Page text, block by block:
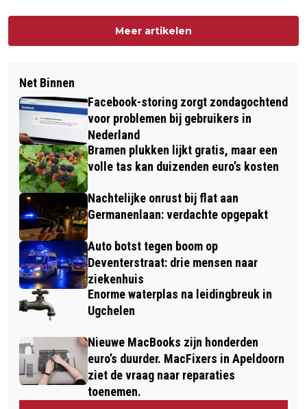
Meer artikelen
Net Binnen
Facebook-storing zorgt zondagochtend
voor problemen bij gebruikers in
Nederland
Bramen plukken lijkt gratis, maar een
volle tas kan duizenden euro’s kosten
Nachtelijke onrust bij flat aan
Germanenlaan: verdachte opgepakt
Auto botst tegen boom op
Deventerstraat: drie mensen naar
ziekenhuis
Enorme waterplas na leidingbreuk in
Ugchelen
Nieuwe MacBooks zijn honderden
euro’s duurder. MacFixers in Apeldoorn
ziet de vraag naar reparaties
toenemen.